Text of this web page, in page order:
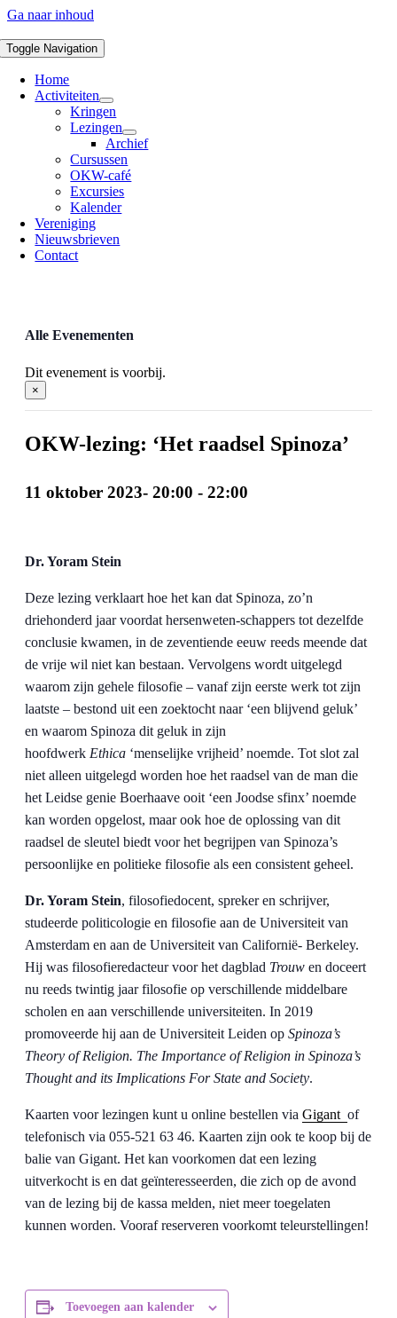
Ga naar inhoud
Toggle Navigation
Home
Activiteiten
Kringen
Lezingen
Archief
Cursussen
OKW-café
Excursies
Kalender
Vereniging
Nieuwsbrieven
Contact
Alle Evenementen
Dit evenement is voorbij.
×
OKW-lezing: ‘Het raadsel Spinoza’
11 oktober 2023- 20:00 - 22:00
Dr. Yoram Stein
Deze lezing verklaart hoe het kan dat Spinoza, zo’n
driehonderd jaar voordat hersenweten-schappers tot dezelfde
conclusie kwamen, in de zeventiende eeuw reeds meende dat
de vrije wil niet kan bestaan. Vervolgens wordt uitgelegd
waarom zijn gehele filosofie – vanaf zijn eerste werk tot zijn
laatste – bestond uit een zoektocht naar ‘een blijvend geluk’
en waarom Spinoza dit geluk in zijn
hoofdwerk Ethica ‘menselijke vrijheid’ noemde. Tot slot zal
niet alleen uitgelegd worden hoe het raadsel van de man die
het Leidse genie Boerhaave ooit ‘een Joodse sfinx’ noemde
kan worden opgelost, maar ook hoe de oplossing van dit
raadsel de sleutel biedt voor het begrijpen van Spinoza’s
persoonlijke en politieke filosofie als een consistent geheel.
Dr. Yoram Stein, filosofiedocent, spreker en schrijver,
studeerde politicologie en filosofie aan de Universiteit van
Amsterdam en aan de Universiteit van Californië- Berkeley.
Hij was filosofieredacteur voor het dagblad Trouw en doceert
nu reeds twintig jaar filosofie op verschillende middelbare
scholen en aan verschillende universiteiten. In 2019
promoveerde hij aan de Universiteit Leiden op Spinoza’s
Theory of Religion. The Importance of Religion in Spinoza’s
Thought and its Implications For State and Society.
Kaarten voor lezingen kunt u online bestellen via Gigant of
telefonisch via 055-521 63 46. Kaarten zijn ook te koop bij de
balie van Gigant. Het kan voorkomen dat een lezing
uitverkocht is en dat geïnteresseerden, die zich op de avond
van de lezing bij de kassa melden, niet meer toegelaten
kunnen worden. Vooraf reserveren voorkomt teleurstellingen!
Toevoegen aan kalender